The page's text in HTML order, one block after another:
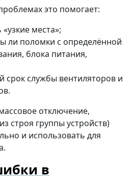
это помогает:
места»;
ли поломки с определённой
блока питания,
срок службы вентиляторов и
отключение,
строя группы устройств)
и использовать для
в